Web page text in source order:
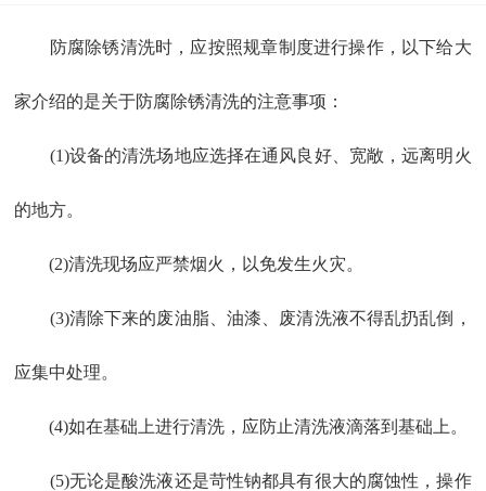
防腐除锈清洗时，应按照规章制度进行操作，以下给大
家介绍的是关于防腐除锈清洗的注意事项：
(1)设备的清洗场地应选择在通风良好、宽敞，远离明火
的地方。
(2)清洗现场应严禁烟火，以免发生火灾。
(3)清除下来的废油脂、油漆、废清洗液不得乱扔乱倒，
应集中处理。
(4)如在基础上进行清洗，应防止清洗液滴落到基础上。
(5)无论是酸洗液还是苛性钠都具有很大的腐蚀性，操作